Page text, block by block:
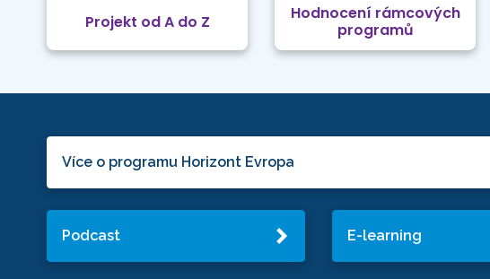
Projekt od A do Z
Hodnocení rámcových
programů
Více o programu Horizont Evropa
Podcast E-learning